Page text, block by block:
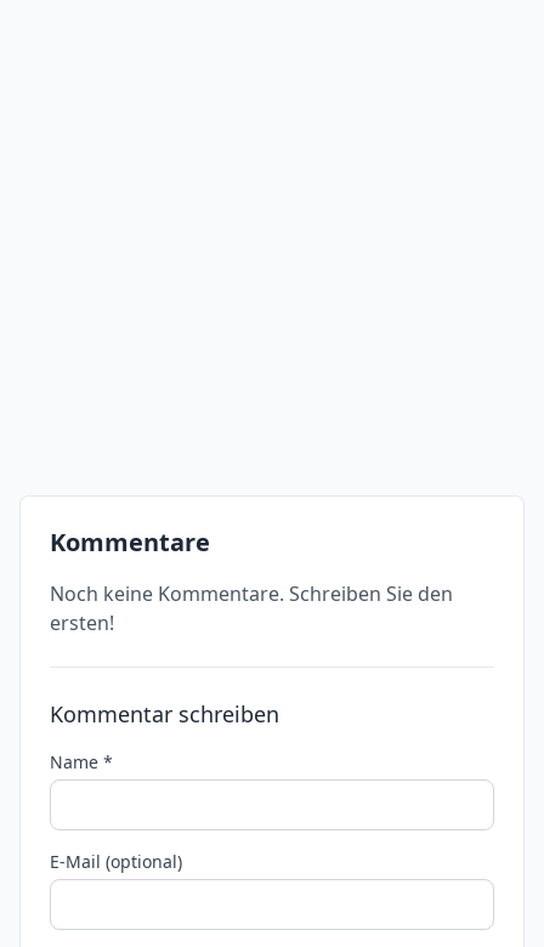
Kommentare
Noch keine Kommentare. Schreiben Sie den
ersten!
Kommentar schreiben
Name *
E-Mail (optional)